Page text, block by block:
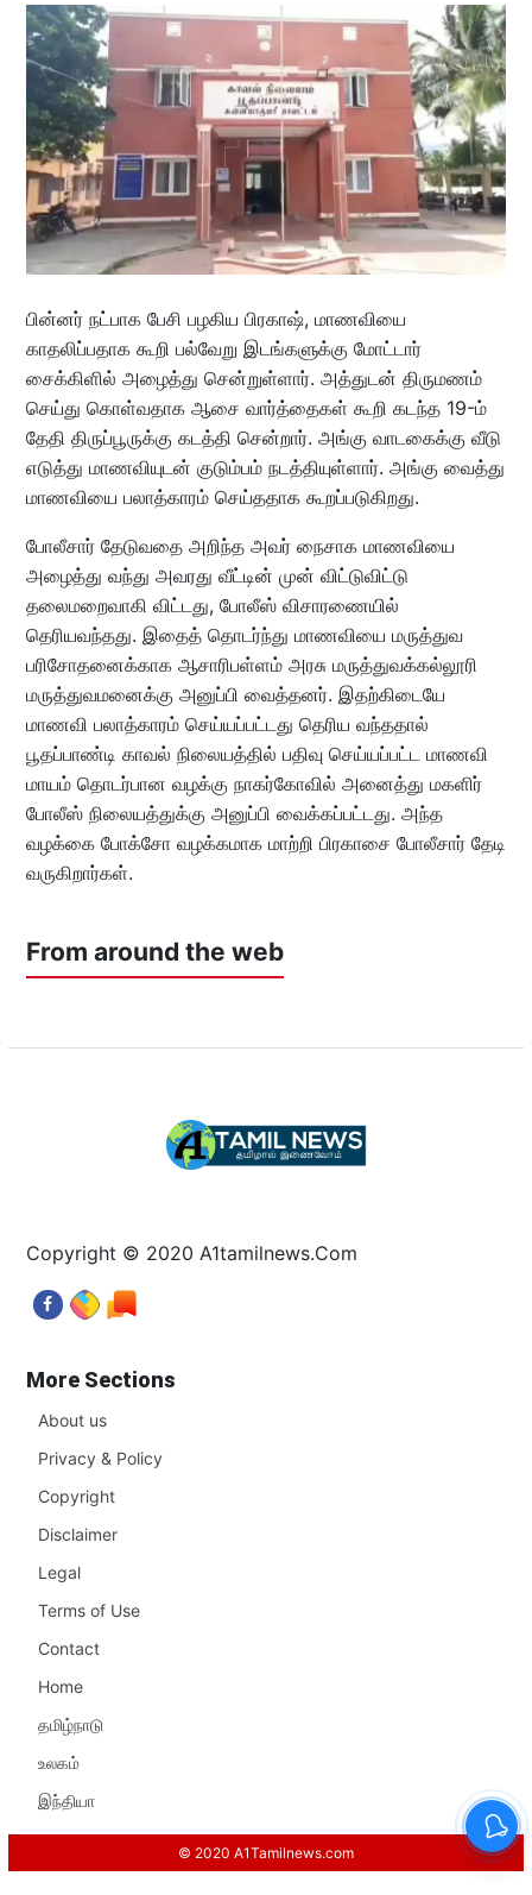
பின்னர் நட்பாக பேசி பழகிய பிரகாஷ், மாணவியை
காதலிப்பதாக கூறி பல்வேறு இடங்களுக்கு மோட்டார்
சைக்கிளில் அழைத்து சென்றுள்ளார். அத்துடன் திருமணம்
செய்து கொள்வதாக ஆசை வார்த்தைகள் கூறி கடந்த 19-ம்
தேதி திருப்பூருக்கு கடத்தி சென்றார். அங்கு வாடகைக்கு வீடு
எடுத்து மாணவியுடன் குடும்பம் நடத்தியுள்ளார். அங்கு வைத்து
மாணவியை பலாத்காரம் செய்ததாக கூறப்படுகிறது.
போலீசார் தேடுவதை அறிந்த அவர் நைசாக மாணவியை
அழைத்து வந்து அவரது வீட்டின் முன் விட்டுவிட்டு
தலைமறைவாகி விட்டது, போலீஸ் விசாரணையில்
தெரியவந்தது. இதைத் தொடர்ந்து மாணவியை மருத்துவ
பரிசோதனைக்காக ஆசாரிபள்ளம் அரசு மருத்துவக்கல்லூரி
மருத்துவமனைக்கு அனுப்பி வைத்தனர். இதற்கிடையே
மாணவி பலாத்காரம் செய்யப்பட்டது தெரிய வந்ததால்
பூதப்பாண்டி காவல் நிலையத்தில் பதிவு செய்யப்பட்ட மாணவி
மாயம் தொடர்பான வழக்கு நாகர்கோவில் அனைத்து மகளிர்
போலீஸ் நிலையத்துக்கு அனுப்பி வைக்கப்பட்டது. அந்த
வழக்கை போக்சோ வழக்கமாக மாற்றி பிரகாசை போலீசார் தேடி
வருகிறார்கள்.
From around the web
Copyright © 2020 A1tamilnews.Com
More Sections
About us
Privacy & Policy
Copyright
Disclaimer
Legal
Terms of Use
Contact
Home
தமிழ்நாடு
உலகம்
இந்தியா
© 2020 A1Tamilnews.com